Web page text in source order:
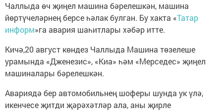
Чаллыда өч җиңел машина бәрелешкән, машина
йөртүчеләрнең берсе һәлак булган. Бу хакта «Татар
информ»га авария шаһитлары хәбәр итте.
Кичә,20 август көндез Чаллыда Машина төзелеше
урамында «Дженезис», «Киа» һәм «Мерседес» җиңел
машиналары бәрелешкән.
Авариядә бер автомобильнең шоферы шунда ук үлә,
икенчесе җитди җәрәхәтләр ала, аны җирле